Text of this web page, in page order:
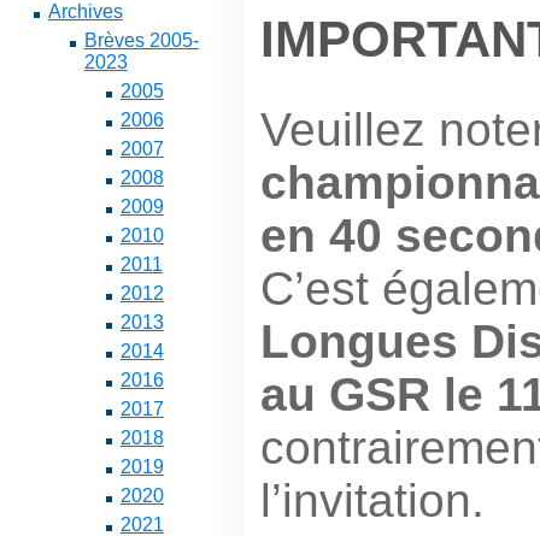
Archives
Brèves 2005-
2023
2005
2006
2007
2008
2009
2010
2011
2012
2013
2014
2016
2017
2018
2019
2020
2021
Veuillez
en 40
C’est
Longues
au GSR le
l’invitation.